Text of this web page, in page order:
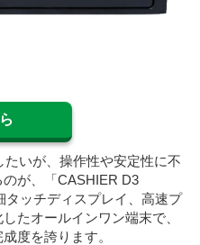
たいが、操作性や安定性に不
が、「CASHIER D3
タッチディスプレイ、高速プ
たオールインワン端末で、
度を誇ります。